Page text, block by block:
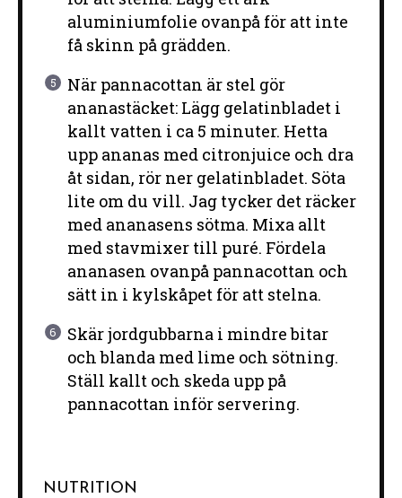
aluminiumfolie ovanpå för att inte
få skinn på grädden.
När pannacottan är stel gör
ananastäcket: Lägg gelatinbladet i
kallt vatten i ca 5 minuter. Hetta
upp ananas med citronjuice och dra
åt sidan, rör ner gelatinbladet. Söta
lite om du vill. Jag tycker det räcker
med ananasens sötma. Mixa allt
med stavmixer till puré. Fördela
ananasen ovanpå pannacottan och
sätt in i kylskåpet för att stelna.
Skär jordgubbarna i mindre bitar
och blanda med lime och sötning.
Ställ kallt och skeda upp på
pannacottan inför servering.
NUTRITION